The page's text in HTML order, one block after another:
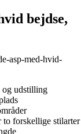
bejdse,
asp-med-hvid-
udstilling
to forskellige stilarter